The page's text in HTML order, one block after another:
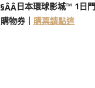
日本環球影城™ 1日
購物券｜ 購票請點這